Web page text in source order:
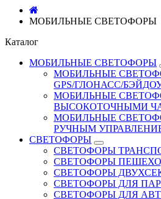
МОБИЛЬНЫЕ СВЕТОФОРЫ
Каталог
МОБИЛЬНЫЕ СВЕТОФОРЫ
МОБИЛЬНЫЕ
GPS/ГЛОНАСС/
МОБИЛЬНЫЕ
ВЫСОКОТОЧНЫМИ
МОБИЛЬНЫЕ
РУЧНЫМ
СВЕТОФОРЫ
СВЕТОФОРЫ
СВЕТОФОРЫ
СВЕТОФОРЫ
СВЕТОФОРЫ ДЛЯ
СВЕТОФОРЫ ДЛЯ